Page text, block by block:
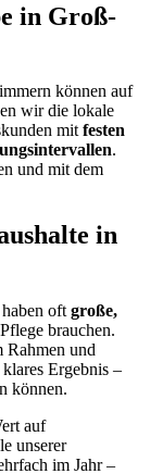
in Groß-
können auf
wir die lokale
mitfesten
.
und mit dem
in
oft große,
brauchen.
Rahmen und
Ergebnis –
können.
auf
unserer
im Jahr –